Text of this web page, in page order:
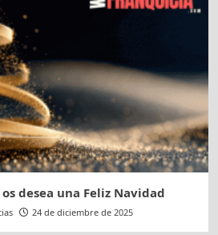
desea una Feliz Navidad
24 de diciembre de 2025